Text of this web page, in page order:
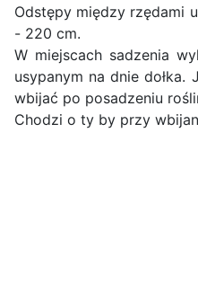
Odstępy między rzędami
- 220 cm.
W miejscach sadzenia
usypanym na dnie
wbijać po posadzeniu
Chodzi o ty by przy